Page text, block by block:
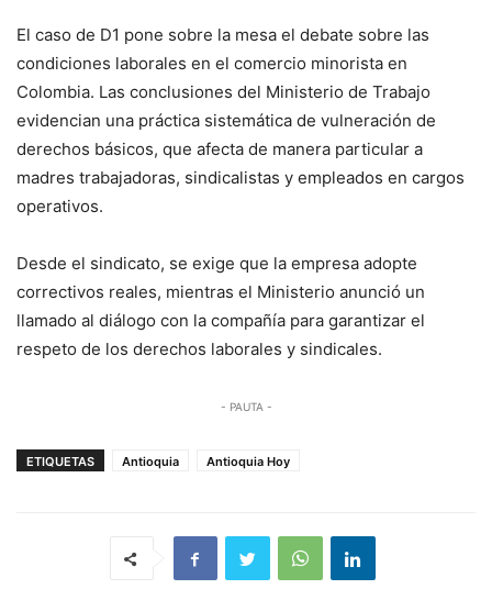
El caso de D1 pone sobre la mesa el debate sobre las
condiciones laborales en el comercio minorista en
Colombia. Las conclusiones del Ministerio de Trabajo
evidencian una práctica sistemática de vulneración de
derechos básicos, que afecta de manera particular a
madres trabajadoras, sindicalistas y empleados en cargos
operativos.
Desde el sindicato, se exige que la empresa adopte
correctivos reales, mientras el Ministerio anunció un
llamado al diálogo con la compañía para garantizar el
respeto de los derechos laborales y sindicales.
- PAUTA -
ETIQUETAS Antioquia Antioquia Hoy